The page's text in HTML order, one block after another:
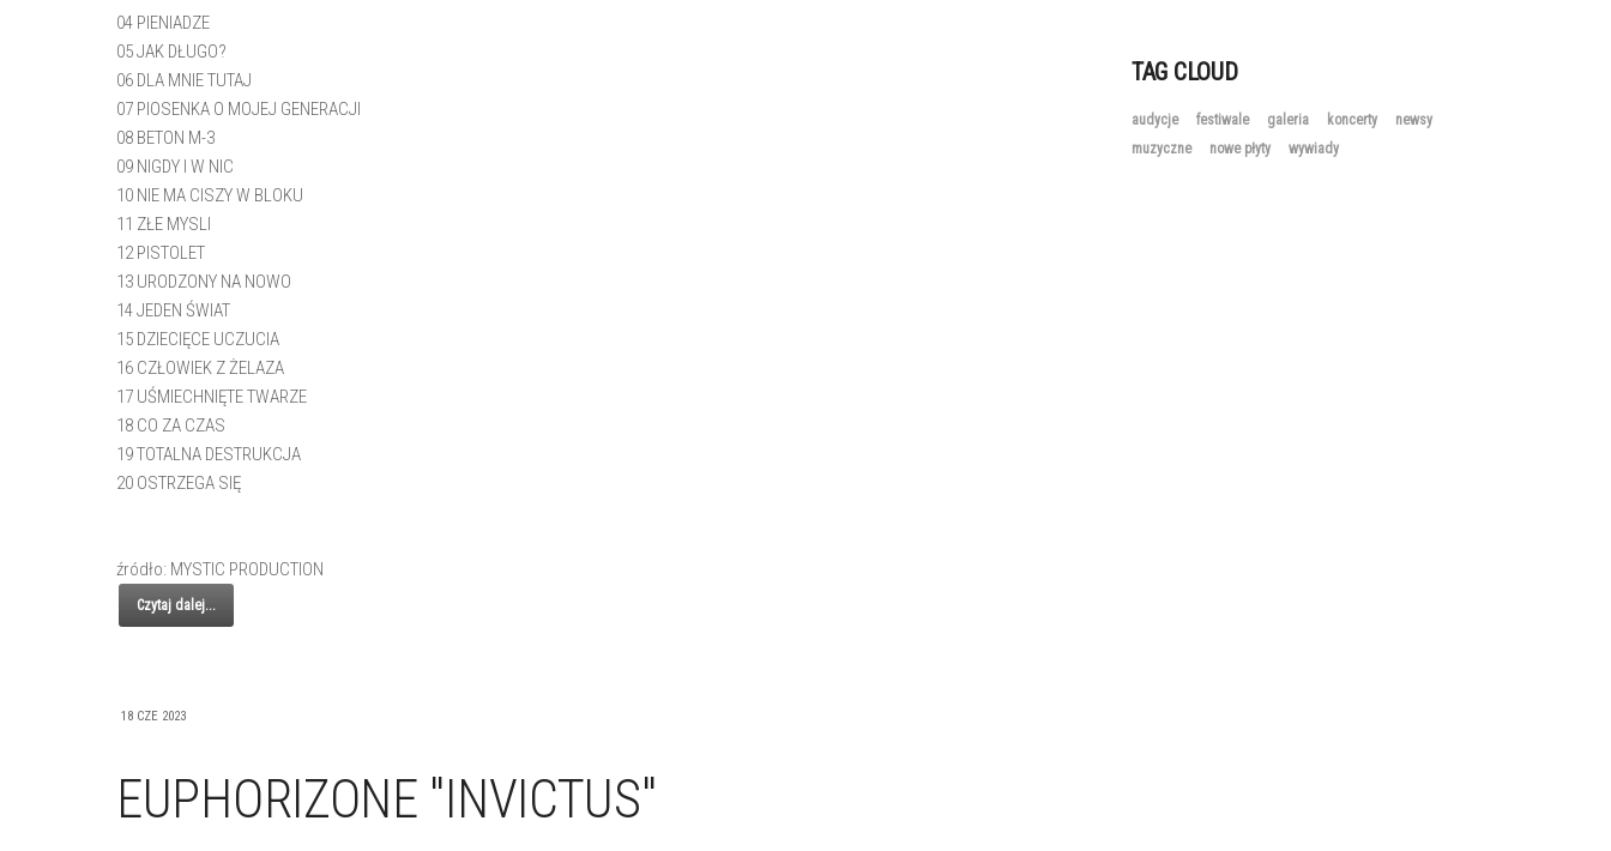
04 PIENIADZE
05 JAK DŁUGO?
06 DLA MNIE TUTAJ
07 PIOSENKA O MOJEJ GENERACJI
08 BETON M-3
09 NIGDY I W NIC
10 NIE MA CISZY W BLOKU
11 ZŁE MYSLI
12 PISTOLET
13 URODZONY NA NOWO
14 JEDEN ŚWIAT
15 DZIECIĘCE UCZUCIA
16 CZŁOWIEK Z ŻELAZA
17 UŚMIECHNIĘTE TWARZE
18 CO ZA CZAS
19 TOTALNA DESTRUKCJA
20 OSTRZEGA SIĘ
źródło: MYSTIC PRODUCTION
Czytaj dalej...
18 CZE 2023
EUPHORIZONE "INVICTUS"
TAG CLOUD
audycje festiwale galeria koncerty
newsy
muzyczne
nowe płyty wywiady